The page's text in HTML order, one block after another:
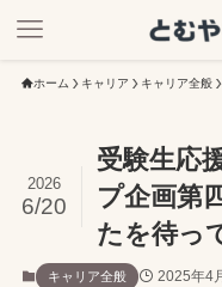
ホーム キャリア キャリア全般
受験生応
プ企画第
たを待っ
2026
6/20
キャリア全般 2025年4